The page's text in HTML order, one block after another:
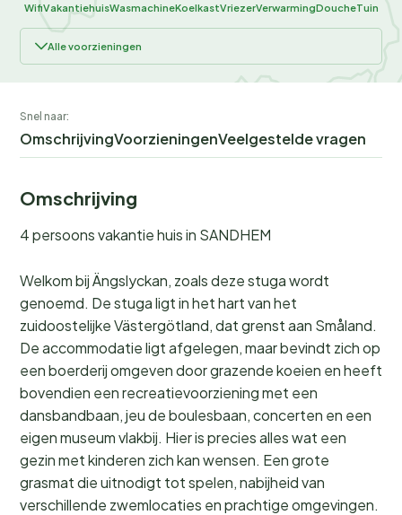
WifiVakantiehuisWasmachineKoelkastVriezerVerwarmingDoucheTuin
Alle voorzieningen
Snel naar:
OmschrijvingVoorzieningenVeelgestelde vragen
Omschrijving
4 persoons vakantie huis in SANDHEM
Welkom bij Ängslyckan, zoals deze stuga wordt
genoemd. De stuga ligt in het hart van het
zuidoostelijke Västergötland, dat grenst aan Småland.
De accommodatie ligt afgelegen, maar bevindt zich op
een boerderij omgeven door grazende koeien en heeft
bovendien een recreatievoorziening met een
dansbandbaan, jeu de boulesbaan, concerten en een
eigen museum vlakbij. Hier is precies alles wat een
gezin met kinderen zich kan wensen. Een grote
grasmat die uitnodigt tot spelen, nabijheid van
verschillende zwemlocaties en prachtige omgevingen.